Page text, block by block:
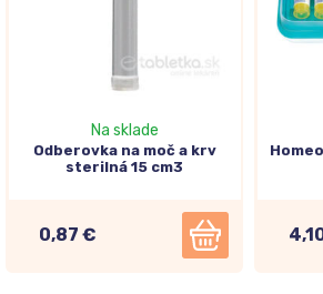
Na sklade
Odberovka na moč a krv
sterilná 15 cm3
0,87 €